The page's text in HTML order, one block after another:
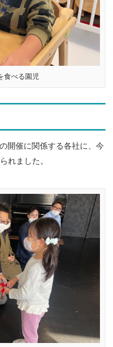
食べる園児
開催に関係する各社に、今
れました。